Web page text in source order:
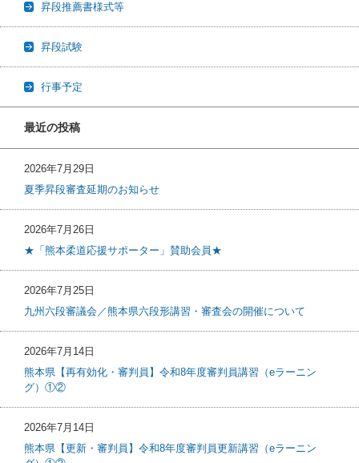
昇段推薦書様式等
昇段試験
行事予定
最近の投稿
2026年7月29日
夏季昇段審査延期のお知らせ
2026年7月26日
★「熊本柔道応援サポーター」賛助会員★
2026年7月25日
九州六段審議会／熊本県六段形講習・審査会の開催について
2026年7月14日
熊本県【再有効化・審判員】令和8年度審判員講習（eラーニン
グ）①②
2026年7月14日
熊本県【更新・審判員】令和8年度審判員更新講習（eラーニン